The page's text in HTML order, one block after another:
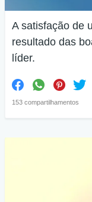
A satisfação de
resultado das
líder.
153 compartilhamentos